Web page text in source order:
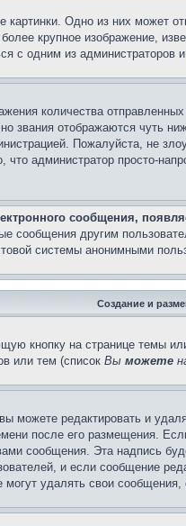
Одно из них может
крупное изображение,
с одним из администраторов
количества
звания отображаются чуть
Пожалуйста, не
администратор просто-
сообщения,
сообщения другим
системы анонимными
Создание и
кнопку на странице темы
или тем (список Вы можете
редактировать и
после его размещения.
сообщения. Эта надпись
и если сообщение
удалять свои